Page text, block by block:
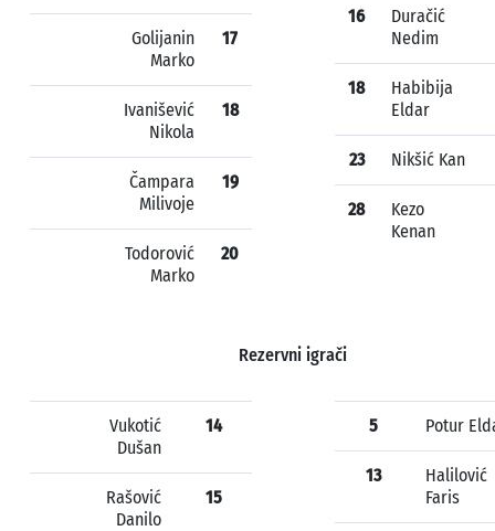
Golijanin
Marko
17
Ivanišević
Nikola
18
Čampara
Milivoje
19
Todorović
Marko
20
16
Duračić
Nedim
18
Habibija
Eldar
23 Nikšić Kan
28
Kezo
Kenan
Rezervni igrači
Vukotić
Dušan
14
Rašović
Danilo
15
5 Potur
13
Halilović
Faris